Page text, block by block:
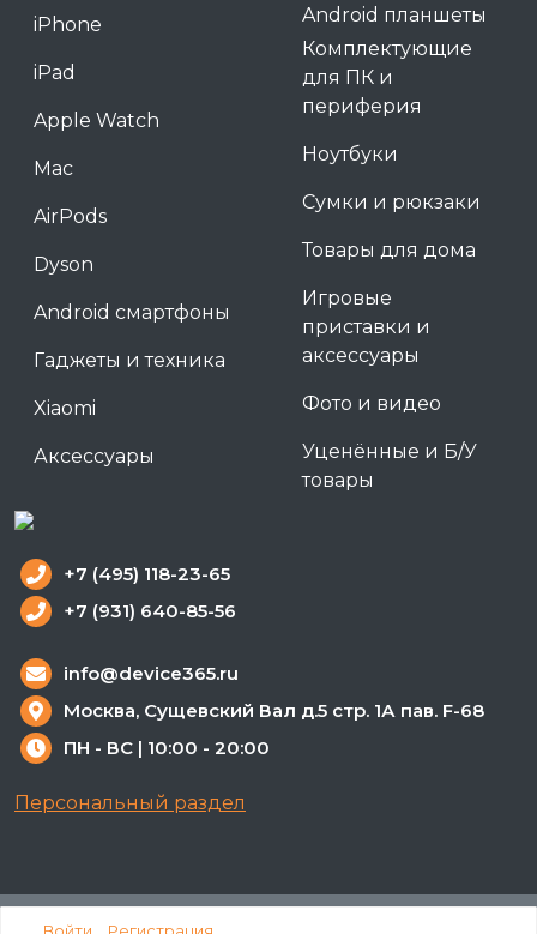
iPhone
iPad
Apple Watch
Mac
AirPods
Dyson
Android смартфоны
Гаджеты и техника
Xiaomi
Аксессуары
Android планшеты
Комплектующие
для ПК и
периферия
Ноутбуки
Сумки и рюкзаки
Товары для дома
Игровые
приставки и
аксессуары
Фото и видео
Уценённые и Б/У
товары
+7 (495) 118-23-65
+7 (931) 640-85-56
info@device365.ru
Москва, Сущевский Вал д.5 стр. 1А пав. F-68
ПН - ВС | 10:00 - 20:00
Персональный раздел